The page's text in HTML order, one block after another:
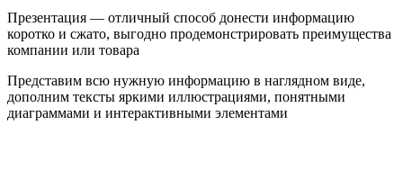
Презентация — отличный способ донести информацию
коротко и сжато, выгодно продемонстрировать преимущества
компании или товара
Представим всю нужную информацию в наглядном виде,
дополним тексты яркими иллюстрациями, понятными
диаграммами и интерактивными элементами